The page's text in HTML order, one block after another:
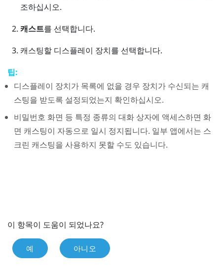
조하십시오.
캐스트를 선택합니다.
캐스팅할 디스플레이 장치를 선택합니다.
팁:
디스플레이 장치가 목록에 없을 경우 장치가 수신되는 캐
스팅을 받도록 설정되었는지 확인하십시오.
비밀번호 화면 등 특정 종류의 대화 상자에 액세스하면 화
면 캐스팅이 자동으로 일시 정지됩니다. 일부 앱에서는 스
크린 캐스팅을 사용하지 못할 수도 있습니다.
이 항목이 도움이 되었나요?
예 아니오